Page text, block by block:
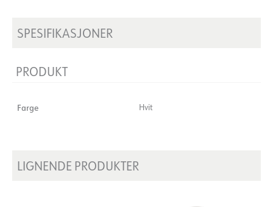
SPESIFIKASJONER
PRODUKT
Farge Hvit
LIGNENDE PRODUKTER